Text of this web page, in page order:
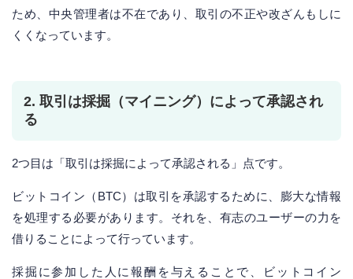
ため、中央管理者は不在であり、取引の不正や改ざんもしに
くくなっています。
2. 取引は採掘（マイニング）によって承認され
る
2つ目は「取引は採掘によって承認される」点です。
ビットコイン（BTC）は取引を承認するために、膨大な情報
を処理する必要があります。それを、有志のユーザーの力を
借りることによって行っています。
採掘に参加した人に報酬を与えることで、ビットコイン